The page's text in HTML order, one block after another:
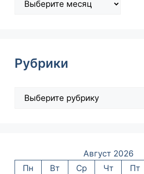
Рубрики
Август 2026
Пн
Вт Ср Чт Пт